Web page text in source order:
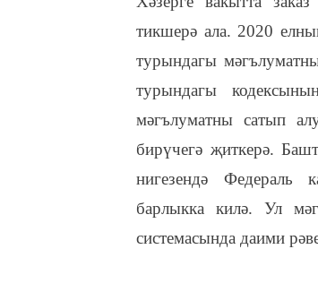
тикшерә ала. 2020
турындагы
турындагы
мәгълуматны сатып
бирүчегә җиткерә.
нигезендә Федераль
барлыкка килә. Ул
системасында даими